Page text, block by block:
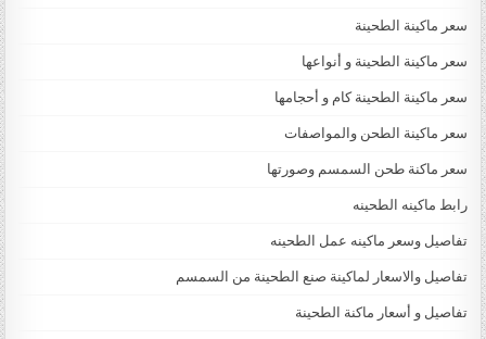
سعر ماكينة الطحينة
سعر ماكينة الطحينة و أنواعها
سعر ماكينة الطحينة كام و أحجامها
سعر ماكينة الطحن والمواصفات
سعر ماكنة طحن السمسم وصورتها
رابط ماكينه الطحينه
تفاصيل وسعر ماكينه عمل الطحينه
تفاصيل والاسعار لماكينة صنع الطحينة من السمسم
تفاصيل و أسعار ماكنة الطحينة